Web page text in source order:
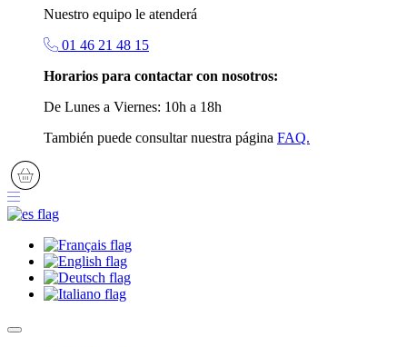
Nuestro equipo le atenderá
01 46 21 48 15
Horarios para contactar con nosotros:
De Lunes a Viernes: 10h a 18h
También puede consultar nuestra página FAQ.